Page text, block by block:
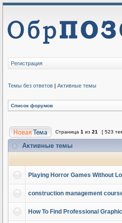
Регистрация
Темы без ответов | Активные темы
Список форумов
Страница 1 из 21 [ 523
Активные темы
Playing Horror Games Without
construction management
How To Find Professional